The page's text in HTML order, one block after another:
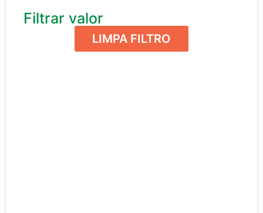
Filtrar valor
LIMPA FILTRO